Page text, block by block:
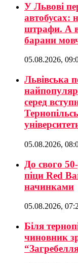
У Львові
автобусах:
штрафи. А
барани
05.08.2026,
Львівська
серед
05.08.2026,
До свого
піци Red
начинками
05.08.2026,
Біля
чиновник